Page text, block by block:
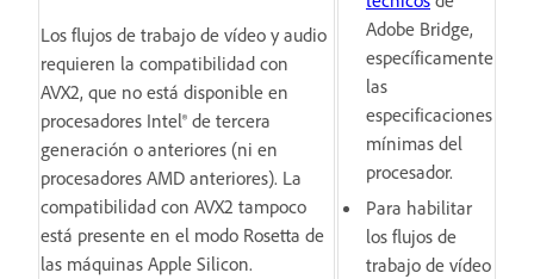
Los flujos de trabajo de vídeo y audio
requieren la compatibilidad con
AVX2, que no está disponible en
procesadores Intel® de tercera
generación o anteriores (ni en
procesadores AMD anteriores). La
compatibilidad con AVX2 tampoco
está presente en el modo Rosetta de
las máquinas Apple Silicon.
Adobe Bridge,
específicamente
las
especificaciones
mínimas del
procesador.
Para habilitar
los flujos de
trabajo de vídeo